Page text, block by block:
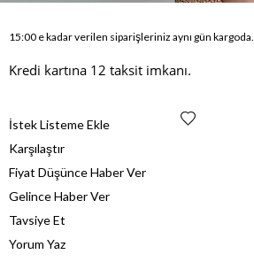
15:00 e kadar verilen siparişleriniz aynı gün kargoda.
Kredi kartına 12 taksit imkanı.
İstek Listeme Ekle
Karşılaştır
Fiyat Düşünce Haber Ver
Gelince Haber Ver
Tavsiye Et
Yorum Yaz